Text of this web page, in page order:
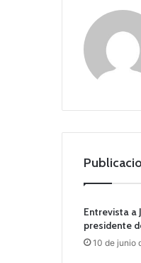
Entrevista a
presidente
10 de junio